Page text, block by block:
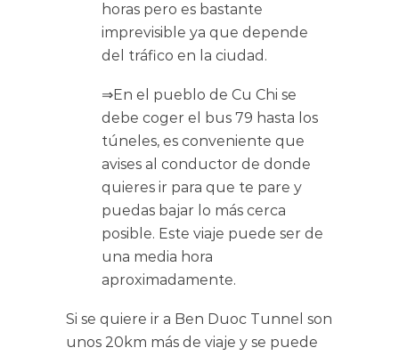
horas pero es bastante
imprevisible ya que depende
del tráfico en la ciudad.
⇒En el pueblo de Cu Chi se
debe coger el bus 79 hasta los
túneles, es conveniente que
avises al conductor de donde
quieres ir para que te pare y
puedas bajar lo más cerca
posible. Este viaje puede ser de
una media hora
aproximadamente.
Si se quiere ir a Ben Duoc Tunnel son
unos 20km más de viaje y se puede